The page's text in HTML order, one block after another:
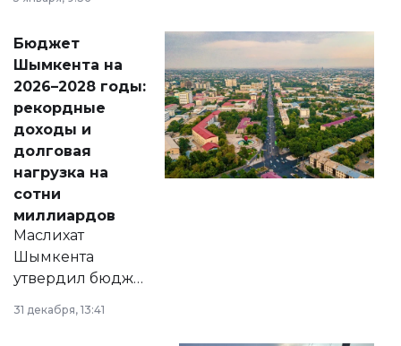
принести
народу
Венесуэлы.
Бюджет
Шымкента на
2026–2028 годы:
рекордные
доходы и
долговая
нагрузка на
сотни
миллиардов
Маслихат
Шымкента
утвердил бюджет
города на 2026–
2028 годы.
31 декабря, 13:41